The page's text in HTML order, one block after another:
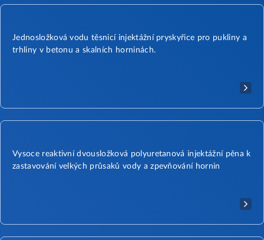
Jednosložková vodu těsnicí injektážní pryskyřice pro pukliny a
trhliny v betonu a skalních horninách.
Vysoce reaktivní dvousložková polyuretanová injektážní pěna k
zastavování velkých průsaků vody a zpevňování hornin